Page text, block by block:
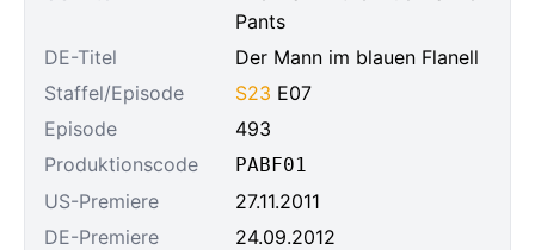
Pants
DE-Titel
Der Mann im blauen Flanell
Staffel/Episode
S23 E07
Episode
493
Produktionscode
PABF01
US-Premiere
27.11.2011
DE-Premiere
24.09.2012